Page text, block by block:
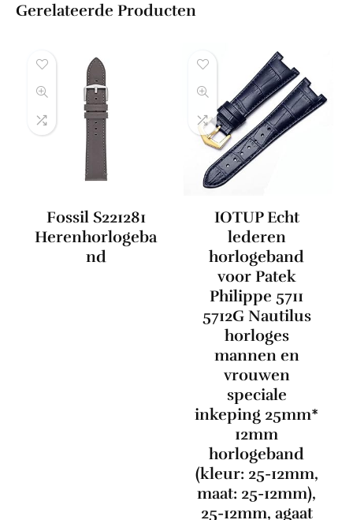
Gerelateerde Producten
Fossil S221281
Herenhorlogeba
nd
IOTUP Echt
lederen
horlogeband
voor Patek
Philippe 5711
5712G Nautilus
horloges
mannen en
vrouwen
speciale
inkeping 25mm*
12mm
horlogeband
(kleur: 25-12mm,
maat: 25-12mm),
25-12mm, agaat